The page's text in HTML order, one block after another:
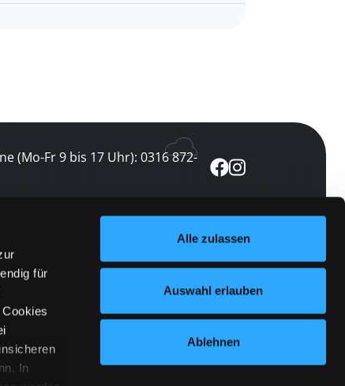
für
In
Alle zulassen
Auswahl erlauben
Ablehnen
(Mo-Fr 9 bis 17 Uhr): 0316 872-
abonnieren
Veranstaltung verpassen
abonnieren